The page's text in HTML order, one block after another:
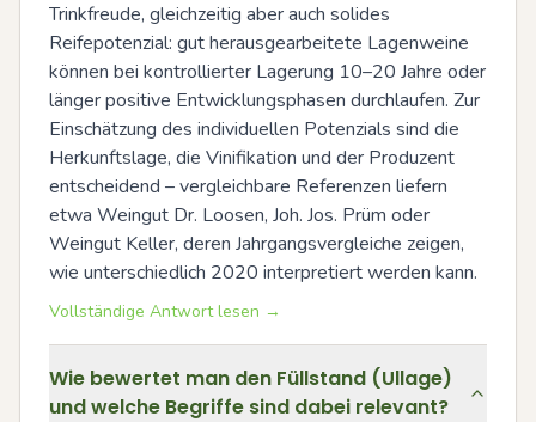
Trinkfreude, gleichzeitig aber auch solides
Reifepotenzial: gut herausgearbeitete Lagenweine
können bei kontrollierter Lagerung 10–20 Jahre oder
länger positive Entwicklungsphasen durchlaufen. Zur
Einschätzung des individuellen Potenzials sind die
Herkunftslage, die Vinifikation und der Produzent
entscheidend – vergleichbare Referenzen liefern
etwa Weingut Dr. Loosen, Joh. Jos. Prüm oder
Weingut Keller, deren Jahrgangsvergleiche zeigen,
wie unterschiedlich 2020 interpretiert werden kann.
Vollständige Antwort lesen →
Wie bewertet man den Füllstand (Ullage)
und welche Begriffe sind dabei relevant?